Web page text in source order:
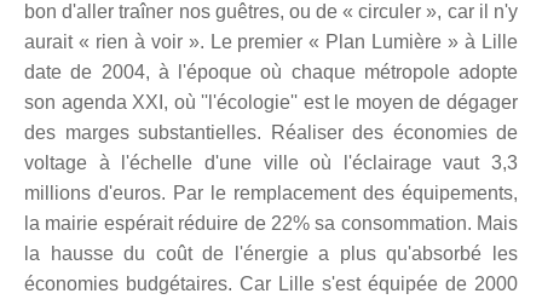
bon d'aller traîner nos guêtres, ou de « circuler », car il n'y
aurait « rien à voir ». Le premier « Plan Lumière » à Lille
date de 2004, à l'époque où chaque métropole adopte
son agenda XXI, où ''l'écologie'' est le moyen de dégager
des marges substantielles. Réaliser des économies de
voltage à l'échelle d'une ville où l'éclairage vaut 3,3
millions d'euros. Par le remplacement des équipements,
la mairie espérait réduire de 22% sa consommation. Mais
la hausse du coût de l'énergie a plus qu'absorbé les
économies budgétaires. Car Lille s'est équipée de 2000